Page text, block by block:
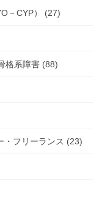
－CYP） (27)
格系障害 (88)
・フリーランス (23)